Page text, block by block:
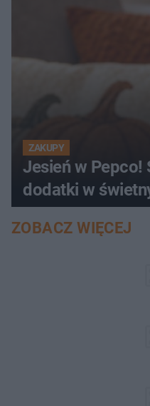
ZAKUPY
Jesień w Pepco!
dodatki w
ZOBACZ WIĘCEJ